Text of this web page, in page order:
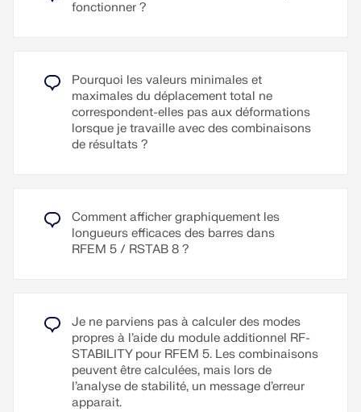
paramétrés dans différentes langues : allemand,
D’autres langues peuvent être définies par
l’utilisateur.
Des textes supplémentaires peuvent être importés
que dans VCmaster.
Lire la suite
fonctionner ?
Pourquoi les valeurs minimales et
maximales du déplacement total ne
correspondent-elles pas aux déformations
lorsque je travaille avec des combinaisons
de résultats ?
Comment afficher graphiquement les
longueurs efficaces des barres dans
RFEM 5 / RSTAB 8 ?
Je ne parviens pas à calculer des modes
propres à l’aide du module additionnel RF-
STABILITY pour RFEM 5. Les combinaisons
peuvent être calculées, mais lors de
l’analyse de stabilité, un message d’erreur
apparait.